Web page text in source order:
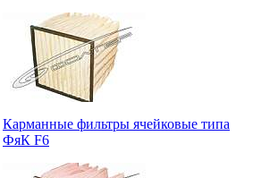
Карманные фильтры ячейковые типа
ФяК F6